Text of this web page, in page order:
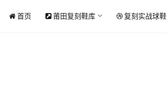
首页 莆田复刻鞋库 复刻实战球鞋